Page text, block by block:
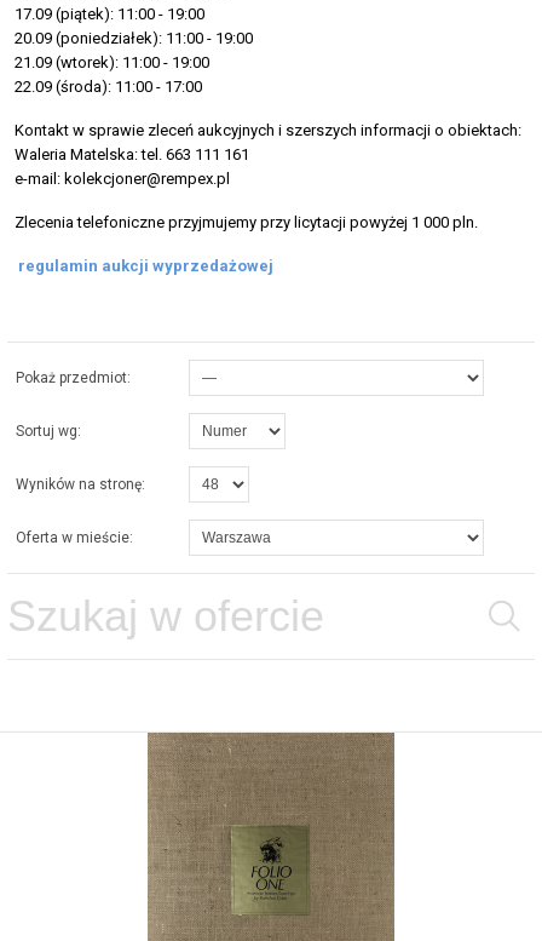
17.09 (piątek): 11:00 - 19:00
20.09 (poniedziałek): 11:00 - 19:00
21.09 (wtorek): 11:00 - 19:00
22.09 (środa): 11:00 - 17:00
Kontakt w sprawie zleceń aukcyjnych i szerszych informacji o obiektach:
Waleria Matelska: tel. 663 111 161
e-mail: kolekcjoner@rempex.pl
Zlecenia telefoniczne przyjmujemy przy licytacji powyżej 1 000 pln.
regulamin aukcji wyprzedażowej
Pokaż przedmiot:
Sortuj wg:
Wyników na stronę:
Oferta w mieście: